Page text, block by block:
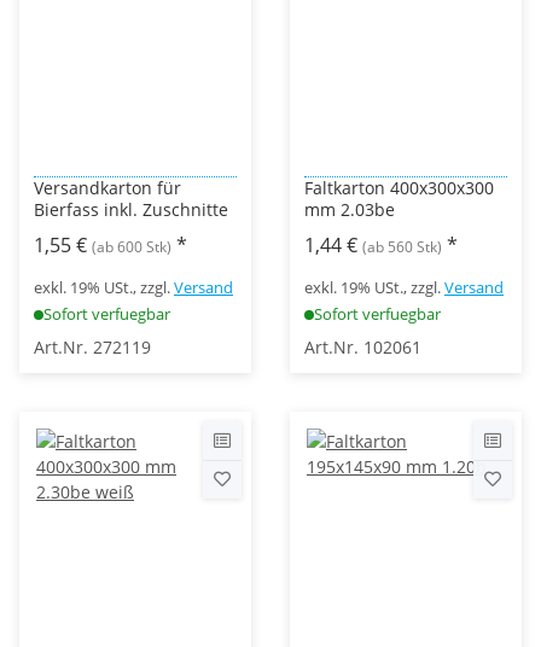
Versandkarton für
Bierfass inkl. Zuschnitte
1,55 € (ab 600 Stk) *
exkl. 19% USt., zzgl.Versand
Sofort verfuegbar
Art.Nr. 272119
Faltkarton 400x300x300
mm 2.03be
1,44 € (ab 560 Stk) *
exkl. 19% USt., zzgl.Versand
Sofort verfuegbar
Art.Nr. 102061